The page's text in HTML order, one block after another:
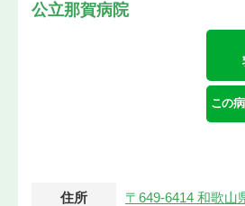
公立那賀病院
この
住所 〒649-6414 和歌山